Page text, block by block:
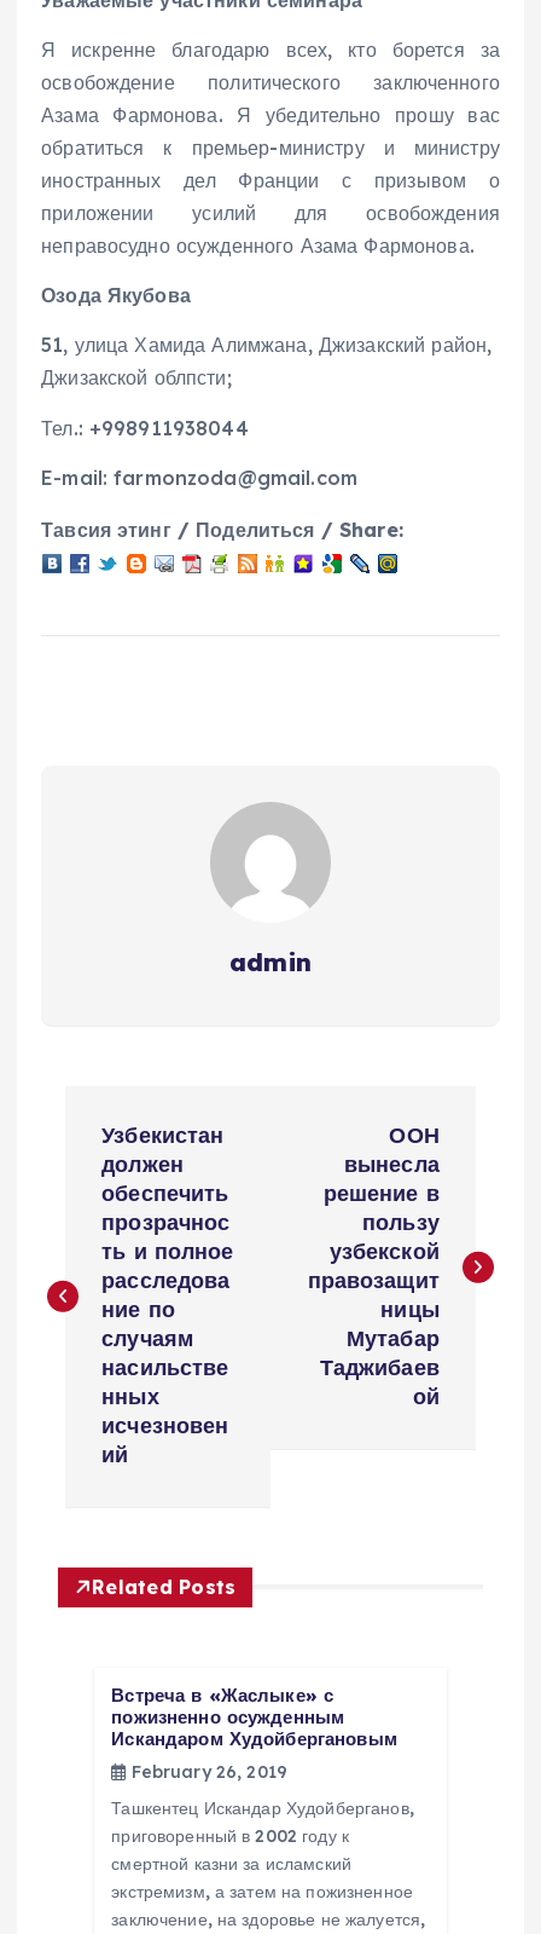
Я искренне благодарю всех, кто борется за
освобождение политического заключенного
Азама Фармонова. Я убедительно прошу вас
обратиться к премьер-министру и министру
иностранных дел Франции с призывом о
приложении усилий для освобождения
неправосудно осужденного Азама Фармонова.
Озода Якубова
51, улица Хамида Алимжана, Джизакский район,
Джизакской облпсти;
Тел.: +998911938044
E-mail: farmonzoda@gmail.com
Тавсия этинг / Поделиться / Share:
admin
t
g
Узбекистан
должен
обеспечить
прозрачнос
ть и полное
расследова
ние по
случаям
насильстве
нных
исчезновен
ий
ООН
вынесла
решение в
пользу
узбекской
правозащит
ницы
Мутабар
Таджибаев
ой
Related Posts
Встреча в «Жаслыке» с
пожизненно осужденным
Искандаром Худойбергановым
February 26, 2019
Ташкентец Искандар Худойберганов,
приговоренный в 2002 году к
смертной казни за исламский
экстремизм, а затем на пожизненное
заключение, на здоровье не жалуется,